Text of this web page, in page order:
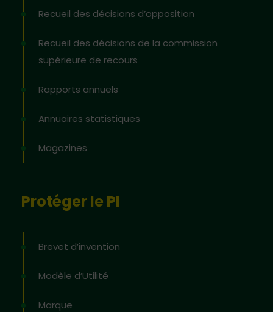
Recueil des décisions d’opposition
Recueil des décisions de la commission
supérieure de recours
Rapports annuels
Annuaires statistiques
Magazines
Protéger le PI
Brevet d’invention
Modèle d’Utilité
Marque